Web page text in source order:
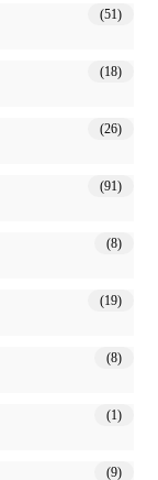
(51)
(18)
(26)
(91)
(8)
(19)
(8)
(1)
(9)